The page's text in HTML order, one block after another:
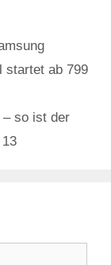
startet ab 799
– so ist der